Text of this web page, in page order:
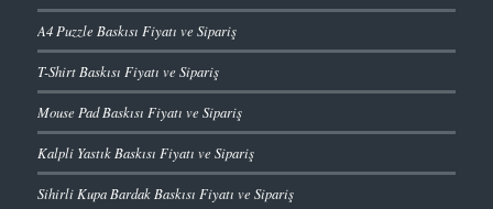
A4 Puzzle Baskısı Fiyatı ve Sipariş
T-Shirt Baskısı Fiyatı ve Sipariş
Mouse Pad Baskısı Fiyatı ve Sipariş
Kalpli Yastık Baskısı Fiyatı ve Sipariş
Sihirli Kupa Bardak Baskısı Fiyatı ve Sipariş